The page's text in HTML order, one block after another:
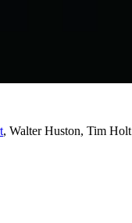
, Walter Huston, Tim Holt